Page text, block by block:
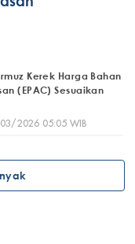
Kerek Harga Bahan
(EPAC) Sesuaikan
2026 05:05 WIB